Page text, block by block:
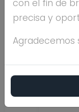
con el fin de
precisa y
Agradecemos